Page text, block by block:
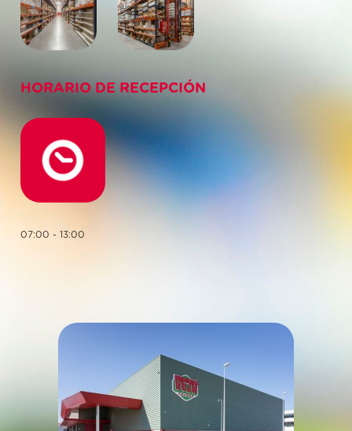
HORARIO DE RECEPCIÓN
07:00 - 13:00